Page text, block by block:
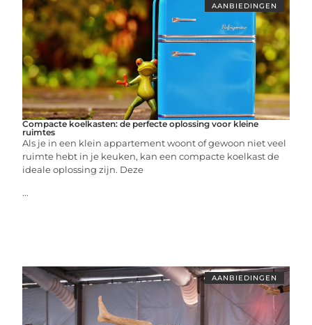
AANBIEDINGEN
Compacte koelkasten: de perfecte oplossing voor kleine
ruimtes
Als je in een klein appartement woont of gewoon niet veel
ruimte hebt in je keuken, kan een compacte koelkast de
ideale oplossing zijn. Deze
...
AANBIEDINGEN